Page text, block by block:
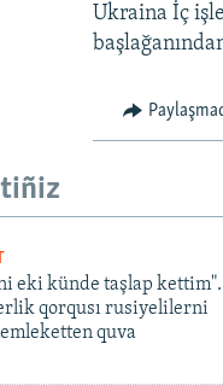
Ukraina İç
eki künde taşlap kettim".
qorqusı rusiyelilerni
quva